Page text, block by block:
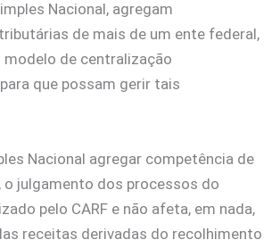
Nacional, agregam
de mais de um ente federal,
modelo de centralização
que possam gerir tais
Nacional agregar competência de
o julgamento dos processos do
pelo CARF e não afeta, em nada,
receitas derivadas do recolhimento